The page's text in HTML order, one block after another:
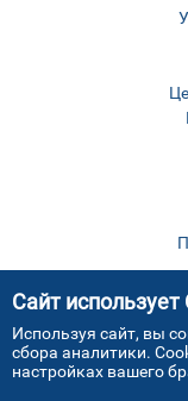
Сайт использует
Используя сайт, вы
сбора аналитики.
настройках вашего